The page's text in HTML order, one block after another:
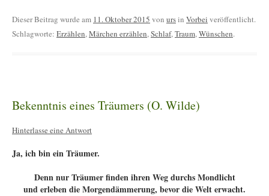
Dieser Beitrag wurde am 11. Oktober 2015 von ursin Vorbei veröffentlicht.
Schlagworte: Erzählen,Märchen erzählen,Schlaf,Traum,Wünschen.
Bekenntnis eines Träumers (O. Wilde)
Hinterlasse eine Antwort
Ja, ich bin einTräumer.
Denn nur Träumer finden ihren Weg durchs Mondlicht
und erleben die Morgendämmerung, bevor die Welt erwacht.